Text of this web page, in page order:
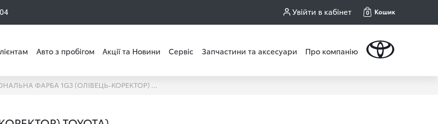
Увійти в кабінет 0 Кошик
Авто з пробігом Акції та Новини Сервіс Запчастини та аксесуари Про компанію
ТОНАЛЬНА ФАРБА 1G3 (ОЛІВЕЦЬ-КОРЕКТОР) TOYOTA)